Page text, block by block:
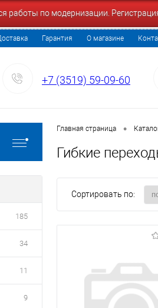
работы по модернизации.
Гарантия О магазине
+7 (3519) 59-09-60
185
34
11
9
Главная страница •
Гибкие
Сортировать по: